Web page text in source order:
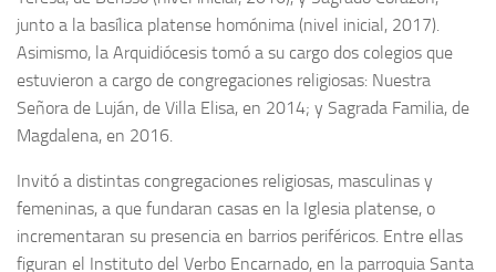
junto a la basílica platense homónima (nivel inicial, 2017).
Asimismo, la Arquidiócesis tomó a su cargo dos colegios que
estuvieron a cargo de congregaciones religiosas: Nuestra
Señora de Luján, de Villa Elisa, en 2014; y Sagrada Familia, de
Magdalena, en 2016.
Invitó a distintas congregaciones religiosas, masculinas y
femeninas, a que fundaran casas en la Iglesia platense, o
incrementaran su presencia en barrios periféricos. Entre ellas
figuran el Instituto del Verbo Encarnado, en la parroquia Santa